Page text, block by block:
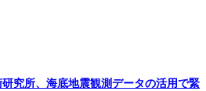
究所、海底地震観測データの活用で緊